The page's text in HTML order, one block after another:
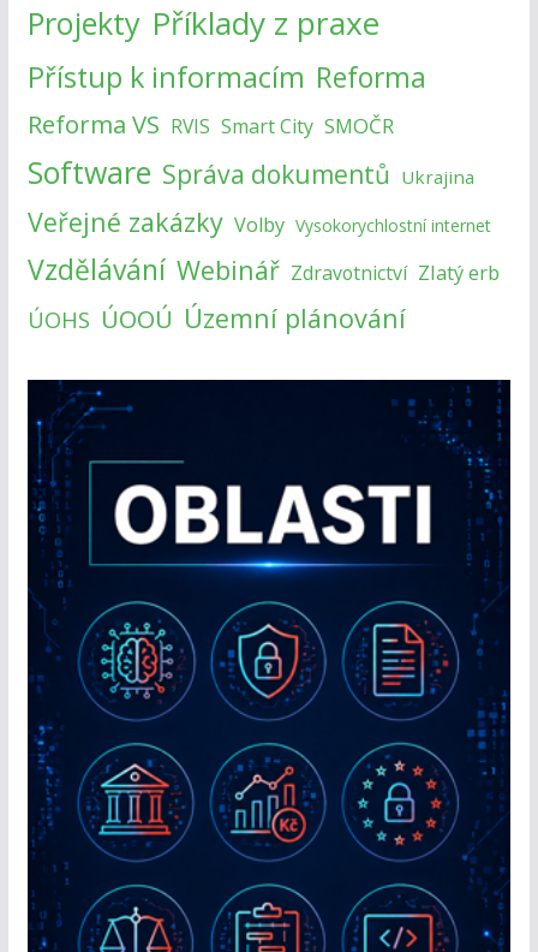
Projekty Příklady z praxe
Přístup k informacím Reforma
Reforma VS RVIS Smart City SMOČR
Software Správa dokumentů Ukrajina
Veřejné zakázky Volby Vysokorychlostní internet
Vzdělávání Webinář Zdravotnictví Zlatý erb
ÚOHS ÚOOÚ Územní plánování